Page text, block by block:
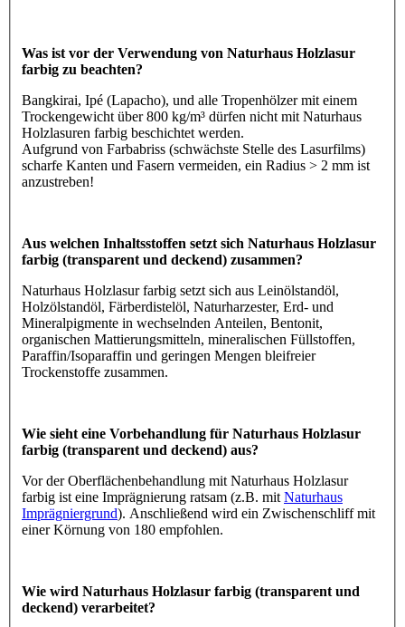
Was ist vor der Verwendung von Naturhaus Holzlasur
farbig zu beachten?
Bangkirai, Ipé (Lapacho), und alle Tropenhölzer mit einem
Trockengewicht über 800 kg/m³ dürfen nicht mit Naturhaus
Holzlasuren farbig beschichtet werden.
Aufgrund von Farbabriss (schwächste Stelle des Lasurfilms)
scharfe Kanten und Fasern vermeiden, ein Radius > 2 mm ist
anzustreben!
Aus welchen Inhaltsstoffen setzt sich Naturhaus Holzlasur
farbig (transparent und deckend) zusammen?
Naturhaus Holzlasur farbig setzt sich aus Leinölstandöl,
Holzölstandöl, Färberdistelöl, Naturharzester, Erd- und
Mineralpigmente in wechselnden Anteilen, Bentonit,
organischen Mattierungsmitteln, mineralischen Füllstoffen,
Paraffin/Isoparaffin und geringen Mengen bleifreier
Trockenstoffe zusammen.
Wie sieht eine Vorbehandlung für Naturhaus Holzlasur
farbig (transparent und deckend) aus?
Vor der Oberflächenbehandlung mit Naturhaus Holzlasur
farbig ist eine Imprägnierung ratsam (z.B. mit Naturhaus
Imprägniergrund). Anschließend wird ein Zwischenschliff mit
einer Körnung von 180 empfohlen.
Wie wird Naturhaus Holzlasur farbig (transparent und
deckend) verarbeitet?